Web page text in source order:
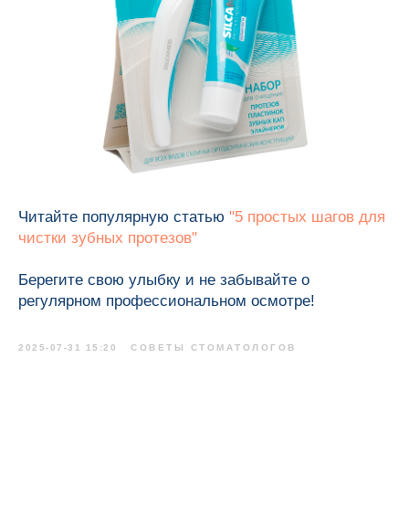
Читайте популярную статью "5 простых шагов для
чистки зубных протезов"
Берегите свою улыбку и не забывайте о
регулярном профессиональном осмотре!
2025-07-31 15:20 СОВЕТЫ СТОМАТОЛОГОВ
© 2012-2026 SILCAMED®
Политика
конфиденциальности